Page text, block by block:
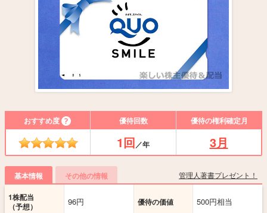
おすすめ度 優待回数 優待の権利確定月
1回／年 3月
基本情報 その他の情報 管理人著書プレゼント！
1株配当
（予想）
96円 優待の価値 500円相当